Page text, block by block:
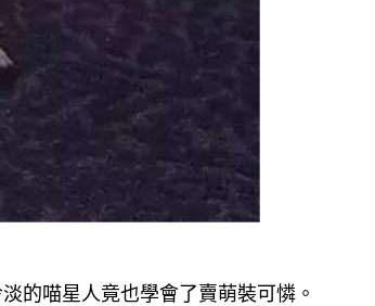
的喵星人竟也學會了賣萌裝可憐。